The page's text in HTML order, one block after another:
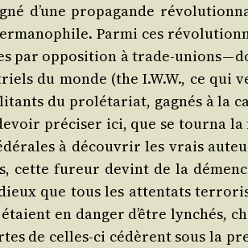
d’une pro­pa­gande
Par­mi ces
par oppo­si­tion à trade-unions —
du monde (the I.W.W., ce qui
du pro­lé­ta­riat, gagnés à la
pré­ci­ser ici, que se tour­na
à décou­vrir les vrais
cette fureur devint de la
que tous les atten­tats
en dan­ger d’être lyn­chés,
de celles-ci cédèrent sous la